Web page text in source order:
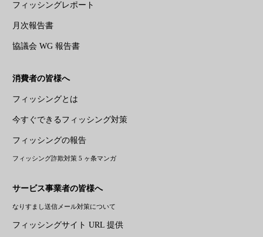
フィッシングレポート
月次報告書
協議会 WG 報告書
消費者の皆様へ
フィッシングとは
今すぐできるフィッシング対策
フィッシングの報告
フィッシング詐欺対策 5 ヶ条マンガ
サービス事業者の皆様へ
なりすまし送信メール対策について
フィッシングサイト URL 提供